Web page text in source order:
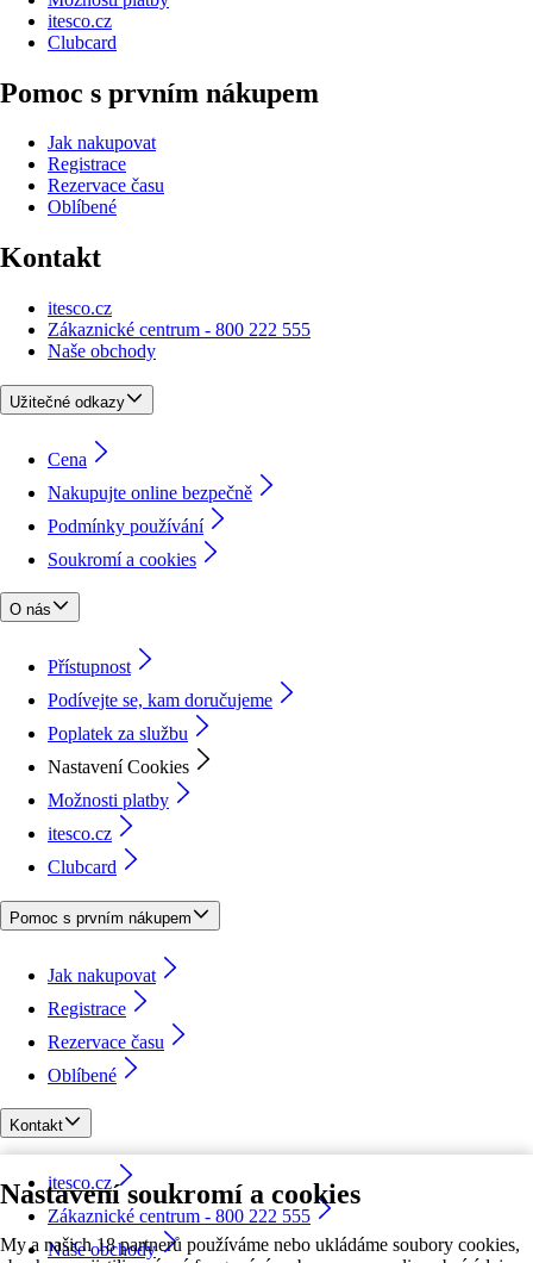
Nastavení soukromí a cookies
My a našich 18 partnerů používáme nebo ukládáme soubory cookies,
itesco.cz
Clubcard
Pomoc s prvním nákupem
Jak nakupovat
Registrace
Rezervace času
Oblíbené
Kontakt
itesco.cz
Zákaznické centrum - 800 222 555
Naše obchody
Užitečné odkazy
Cena
Nakupujte online bezpečně
Podmínky používání
Soukromí a cookies
O nás
Přístupnost
Podívejte se, kam doručujeme
Poplatek za službu
Nastavení Cookies
Možnosti platby
itesco.cz
Clubcard
Pomoc s prvním nákupem
Jak nakupovat
Registrace
Rezervace času
Oblíbené
Kontakt
itesco.cz
Zákaznické centrum - 800 222 555
Naše obchody